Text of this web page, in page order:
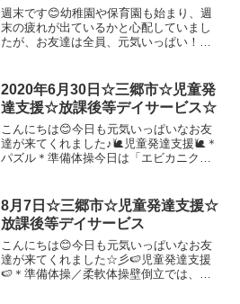
閉症 発達障害 埼玉県 三郷
市 吉川市 八潮市 気になる
子
週末です😊幼稚園や保育園も始まり、週
末の疲れが出ているかと心配していまし
たが、お友達は全員、元気いっぱい！！
たをしました(*^-^*)☆ご挨拶☆準備体操上
手に...
2020年6月30日☆三郷市☆児童発
達支援☆放課後等デイサービス☆
こんにちは😊今日も元気いっぱいなお友
達が来てくれました♪🐌児童発達支援🐌＊
パズル＊準備体操今日は「エビカニクス
ました✨＊動物変身ロープに触らないよ
うに・・( ﾟД...
8月7日☆三郷市☆児童発達支援☆
放課後等デイサービス
こんにちは😊今日も元気いっぱいなお友
達が来てくれました☆彡🍉児童発達支援
🍉＊準備体操／柔軟体操壁倒立では、自